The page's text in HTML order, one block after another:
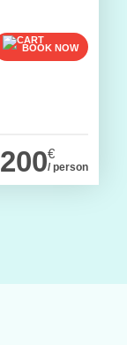
BOOK NOW
200€
/ person